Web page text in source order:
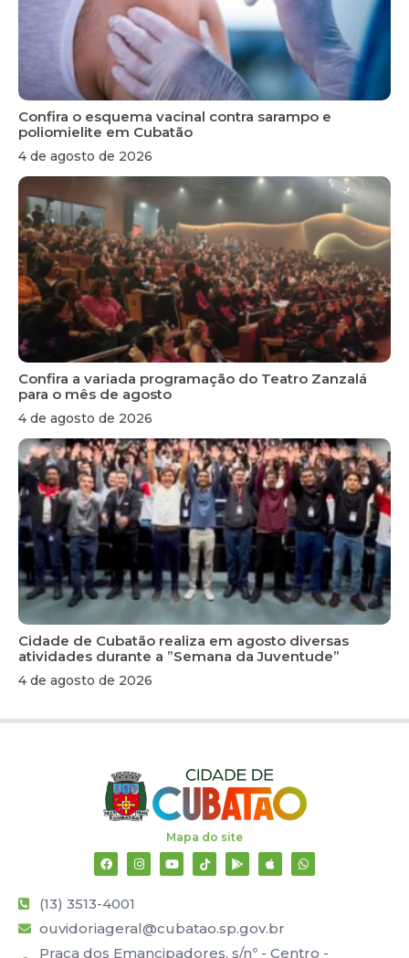
Confira o esquema vacinal contra sarampo e
poliomielite em Cubatão
4 de agosto de 2026
Confira a variada programação do Teatro Zanzalá
para o mês de agosto
4 de agosto de 2026
Cidade de Cubatão realiza em agosto diversas
atividades durante a ”Semana da Juventude”
4 de agosto de 2026
Mapa do site
(13) 3513-4001
ouvidoriageral@cubatao.sp.gov.br
Praça dos Emancipadores, s/nº - Centro -